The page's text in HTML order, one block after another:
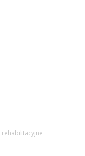
rehabilitacyjne